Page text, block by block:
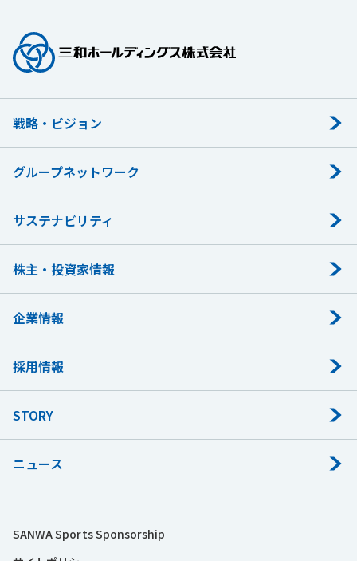
戦略・ビジョン
グループネットワーク
サステナビリティ
株主・投資家情報
企業情報
採用情報
STORY
ニュース
SANWA Sports Sponsorship